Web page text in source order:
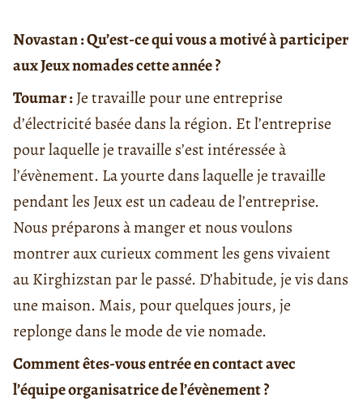
Novastan : Qu’est-ce qui vous a motivé à participer
aux Jeux nomades cette année ?
Toumar :Je travaille pour une entreprise
d’électricité basée dans la région. Et l’entreprise
pour laquelle je travaille s’est intéressée à
l’évènement. La yourte dans laquelle je travaille
pendant les Jeux est un cadeau de l’entreprise.
Nous préparons à manger et nous voulons
montrer aux curieux comment les gens vivaient
au Kirghizstan par le passé. D’habitude, je vis dans
une maison. Mais, pour quelques jours, je
replonge dans le mode de vie nomade.
Comment êtes-vous entrée en contact avec
l’équipe organisatrice de l’évènement ?